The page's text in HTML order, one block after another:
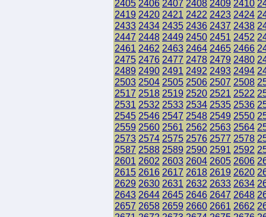
2405 2406 2407 2408 2409 2410
2419 2420 2421 2422 2423 2424
2433 2434 2435 2436 2437 2438
2447 2448 2449 2450 2451 2452
2461 2462 2463 2464 2465 2466
2475 2476 2477 2478 2479 2480
2489 2490 2491 2492 2493 2494
2503 2504 2505 2506 2507 2508
2517 2518 2519 2520 2521 2522
2531 2532 2533 2534 2535 2536
2545 2546 2547 2548 2549 2550
2559 2560 2561 2562 2563 2564
2573 2574 2575 2576 2577 2578
2587 2588 2589 2590 2591 2592
2601 2602 2603 2604 2605 2606
2615 2616 2617 2618 2619 2620
2629 2630 2631 2632 2633 2634
2643 2644 2645 2646 2647 2648
2657 2658 2659 2660 2661 2662